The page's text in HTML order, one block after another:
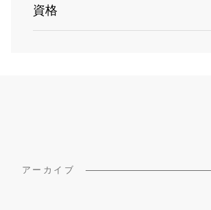
資格
アーカイブ